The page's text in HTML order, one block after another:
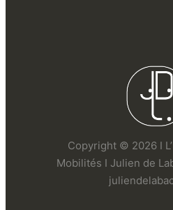
Copyright © 2026 I
Mobilités I Julien de